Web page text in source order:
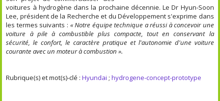
voitures à hydrogène dans la prochaine décennie. Le Dr Hyun-Soon
Lee, président de la Recherche et du Développement s'exprime dans
les termes suivants : « Notre équipe technique a réussi à concevoir une
voiture à pile à combustible plus compacte, tout en conservant la
sécurité, le confort, le caractère pratique et l'autonomie d'une voiture
courante avec un moteur à combustion ».
Rubrique(s) et mot(s)-clé :Hyundai ;hydrogene-concept-prototype